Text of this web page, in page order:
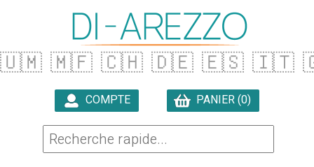
🇺🇲 🇲🇫 🇨🇭 🇩🇪 🇪🇸 🇮🇹
COMPTE PANIER (0)